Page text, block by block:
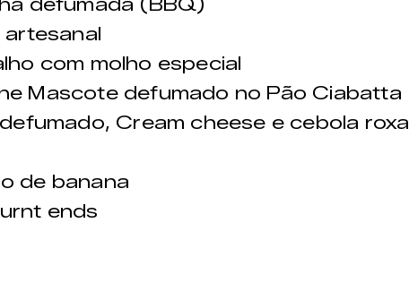
defumada (BBQ)
com molho especial
Mascote defumado no Pão Ciabatta
Cream cheese e cebola roxa
de banana
ends